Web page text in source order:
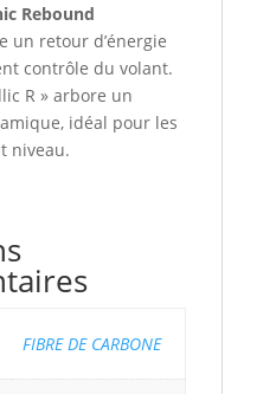
Rebound
un retour d’énergie
contrôle du volant.
R » arbore un
idéal pour les
niveau.
FIBRE DE CARBONE